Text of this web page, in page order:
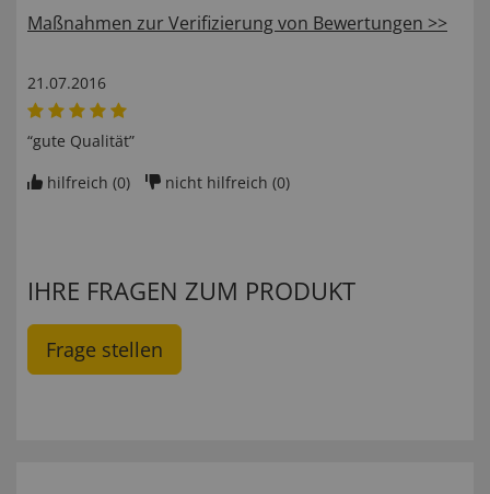
Maßnahmen zur Verifizierung von Bewertungen >>
21.07.2016
“gute Qualität”
hilfreich (0) nicht hilfreich (0)
IHRE FRAGEN ZUM PRODUKT
Frage stellen